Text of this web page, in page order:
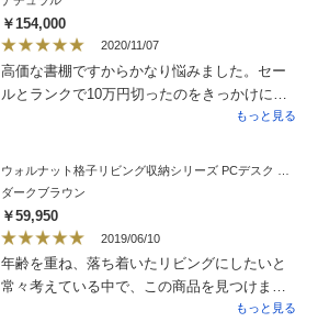
度調節はかなり大変なのでよく考えてから
セットしたほうがいいかです。そして、外す
のすごい大変だったので最初からセットしな
いで欲しかった。
￥154,000
2020/11/07
高価な書棚ですからかなり悩みました。セー
ルとランクで10万円切ったのをきっかけに、
レビューを頼りにしつつ、娘と選んだのがこ
は相性ぴったりでした。木目がとても美し
く、言うまでもなく仕上げまで非常に丁寧。
高級感があっても圧迫感はなく、落ち着きが
あり、目にするだけでも幸福が感じられま
す。木を切り出した方、運ばれた方、設計製
作された方にまで感謝の思いが湧きます。長
もっと見る
ダークブラウン
￥59,950
2019/06/10
年齢を重ね、落ち着いたリビングにしたいと
常々考えている中で、この商品を見つけまし
た。このPCデスクと引き出しをセットで購入
もっと見る